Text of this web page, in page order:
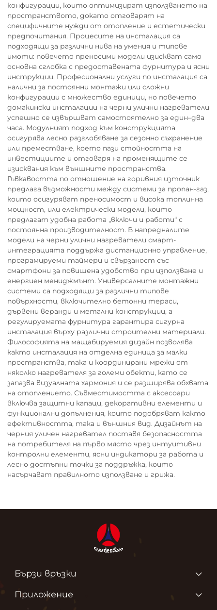
конфигурации, които оптимизират използването на
пространството, докато отговарят на
специфичните нужди от отопление и естетически
предпочитания. Процесите на инсталация са
подходящи за различни нива на умения и типове
имоти: повечето преносими модели изискват само
основна сглобка с предоставената фурнитура и ясни
инструкции. Професионални услуги по инсталация са
налични за постоянни монтажи или сложни
конфигурации с множество единици, но повечето
домакински инсталации на черни улични нагреватели
успешно се извършват самостоятелно за един–два
часа. Модулният подход към конструкцията
осигурява лесно разглобяване за сезонно съхранение
или преместване, което пази стойността на
инвестициите и отговаря на променящите се
изисквания към външните пространства.
Гъвкавостта по отношение на горивния източник
предлага възможности между системи за пропан-газ,
които осигуряват преносимост и висока топлинна
мощност, или електрически модели, които
предлагат удобна работа „включи и работи“ с
постоянна производителност. В напредналите
модели на черни улични нагреватели смарт-
интеграцията поддържа дистанционно управление,
програмируеми таймери и свързаност със
смартфони за повишена удобство при използване и
енергиен мениджмънт. Универсалните монтажни
системи са подходящи за различни типове
повърхности, включително бетонни тераси,
дървени веранди и метални конструкции, а
регулируемата фурнитура гарантира сигурна
инсталация върху различни строителни материали.
Философията на мащабируемия дизайн позволява
както инсталация на отделна единица за малки
пространства, така и координирани мрежи от
няколко нагревателя за големи обекти, като се
запазва визуалната хармония и се разширява обхвата
на отоплението. Съвместимостта с аксесоари
включва защитни капаци, декоративни елементи и
функционални допълнения, които подобряват както
ефективността, така и външния вид. Дизайнът на
черния уличен нагревател поставя безопасността
на потребителя на първо място чрез интуитивни
контролни елементи, ясни индикатори за работа и
лесно достъпни точки за поддръжка, които
насърчават правилното използване и грижа.
Бързи връзки
Продукти
Приложение